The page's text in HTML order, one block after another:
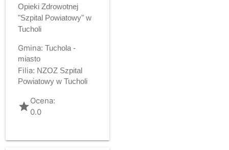
Opieki Zdrowotnej
"Szpital Powiatowy" w
Tucholi
Gmina: Tuchola -
miasto
Filia: NZOZ Szpital
Powiatowy w Tucholi
gradeOcena:
0.0